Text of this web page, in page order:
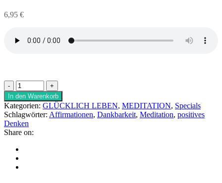
6,95 €
In den Warenkorb
Kategorien: GLÜCKLICH LEBEN, MEDITATION, Specials
Schlagwörter: Affirmationen, Dankbarkeit, Meditation, positives
Denken
Share on: